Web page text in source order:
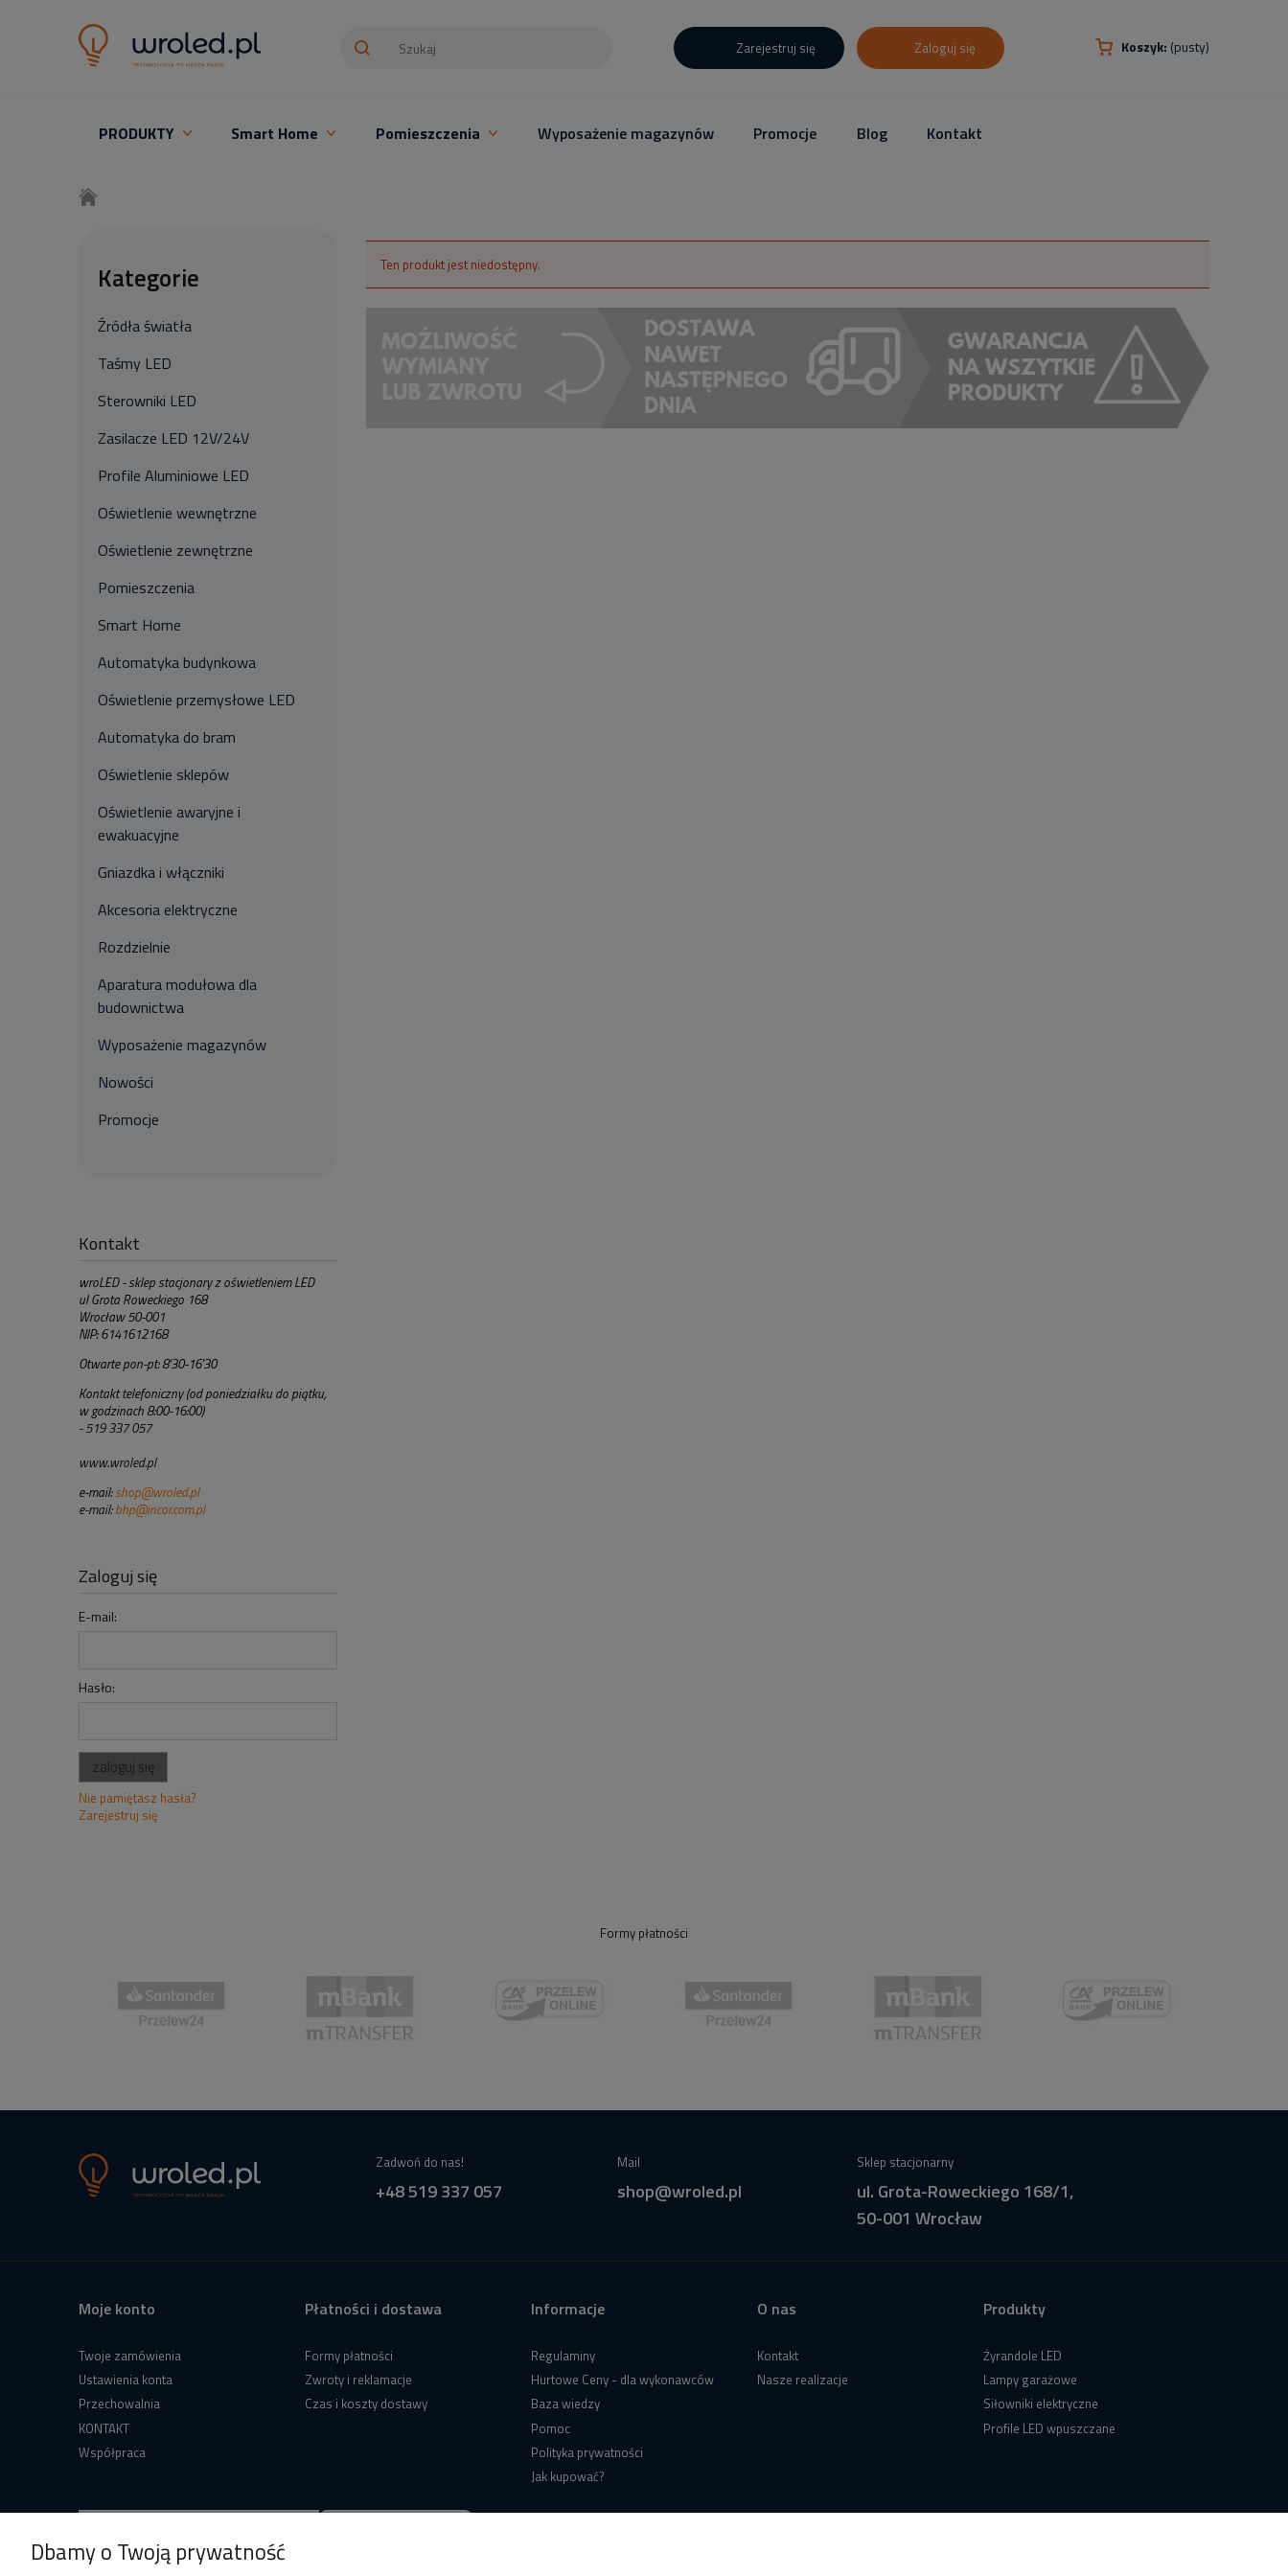
Koszyk: (pusty)
Zarejestruj się Zaloguj się
PRODUKTY Smart Home Pomieszczenia Wyposażenie magazynów Promocje Blog Kontakt
Kategorie
Źródła światła
Taśmy LED
Sterowniki LED
Zasilacze LED 12V/24V
Profile Aluminiowe LED
Oświetlenie wewnętrzne
Oświetlenie zewnętrzne
Pomieszczenia
Smart Home
Automatyka budynkowa
Oświetlenie przemysłowe LED
Automatyka do bram
Oświetlenie sklepów
Oświetlenie awaryjne i
ewakuacyjne
Gniazdka i włączniki
Akcesoria elektryczne
Rozdzielnie
Aparatura modułowa dla
budownictwa
Wyposażenie magazynów
Nowości
Promocje
Kontakt
wroLED - sklep stacjonary z oświetleniem LED
ul Grota Roweckiego 168
Wrocław 50-001
NIP: 6141612168
Otwarte pon-pt: 8'30-16'30
Kontakt telefoniczny (od poniedziałku do piątku,
w godzinach 8:00-16:00)
- 519 337 057
www.wroled.pl
e-mail: shop@wroled.pl
e-mail:bhp@incor.com.pl
Zaloguj się
E-mail:
Hasło:
zaloguj się
Nie pamiętasz hasła?
Zarejestruj się
Ten produkt jest niedostępny.
Formy płatności
Zadwoń do nas!
+48 519 337 057
Mail
shop@wroled.pl
Sklep stacjonarny
ul. Grota-Roweckiego 168/1,
50-001 Wrocław
Moje konto
Twoje zamówienia
Ustawienia konta
Przechowalnia
KONTAKT
Współpraca
Płatności i dostawa
Formy płatności
Zwroty i reklamacje
Czas i koszty dostawy
Informacje
Regulaminy
Hurtowe Ceny - dla wykonawców
Baza wiedzy
Pomoc
Polityka prywatności
Jak kupować?
O nas
Kontakt
Nasze realizacje
Produkty
Żyrandole LED
Lampy garażowe
Siłowniki elektryczne
Profile LED wpuszczane
Dbamy o Twoją prywatność